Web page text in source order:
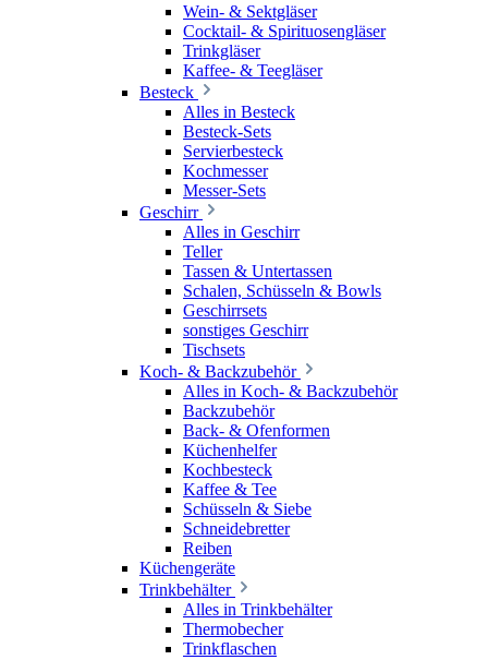
Wein- & Sektgläser
Cocktail- & Spirituosengläser
Trinkgläser
Kaffee- & Teegläser
Besteck
Alles in Besteck
Besteck-Sets
Servierbesteck
Kochmesser
Messer-Sets
Geschirr
Alles in Geschirr
Teller
Tassen & Untertassen
Schalen, Schüsseln & Bowls
Geschirrsets
sonstiges Geschirr
Tischsets
Koch- & Backzubehör
Alles in Koch- & Backzubehör
Backzubehör
Back- & Ofenformen
Küchenhelfer
Kochbesteck
Kaffee & Tee
Schüsseln & Siebe
Schneidebretter
Reiben
Küchengeräte
Trinkbehälter
Alles in Trinkbehälter
Thermobecher
Trinkflaschen